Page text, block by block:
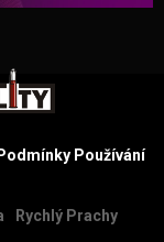
Podmínky Používání
Rychlý Prachy